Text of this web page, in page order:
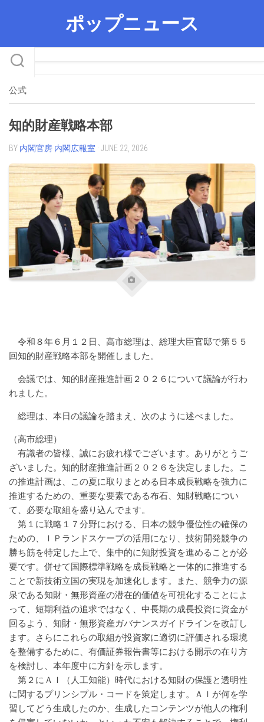
ポップニュース
公式
知的財産戦略本部
BY 内閣官房 内閣広報室 · JUNE 22, 2026
令和８年６月１２日、高市総理は、総理大臣官邸で第５５
回知的財産戦略本部を開催しました。
会議では、知的財産推進計画２０２６について議論が行わ
れました。
総理は、本日の議論を踏まえ、次のように述べました。
（高市総理）
有識者の皆様、誠にお疲れ様でございます。ありがとうご
ざいました。知的財産推進計画２０２６を決定しました。こ
の推進計画は、この夏に取りまとめる日本成長戦略を強力に
推進するための、重要な要素である布石、知財戦略につい
て、必要な取組を盛り込んでます。
第１に戦略１７分野における、日本の競争優位性の確保の
ための、ＩＰランドスケープの活用になり、技術開発競争の
勝ち筋を特定した上で、集中的に知財投資を進めることが必
要です。併せて国際標準戦略を成長戦略と一体的に推進する
ことで新技術立国の実現を加速化します。また、競争力の源
泉である知財・無形資産の潜在的価値を可視化することによ
って、短期利益の追求ではなく、中長期の成長投資に資金が
回るよう、知財・無形資産ガバナンスガイドラインを改訂し
ます。さらにこれらの取組が投資家に適切に評価される環境
を整備するために、有価証券報告書等における開示の在り方
を検討し、本年度中に方針を示します。
第２にＡＩ（人工知能）時代における知財の保護と透明性
に関するプリンシプル・コードを策定します。ＡＩが何を学
習してどう生成したのか、生成したコンテンツが他人の権利